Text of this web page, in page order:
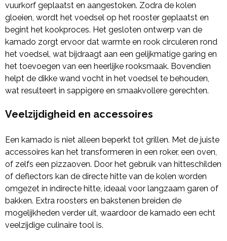
vuurkorf geplaatst en aangestoken. Zodra de kolen
gloeien, wordt het voedsel op het rooster geplaatst en
begint het kookproces. Het gesloten ontwerp van de
kamado zorgt ervoor dat warmte en rook circuleren rond
het voedsel, wat bijdraagt aan een gelijkmatige garing en
het toevoegen van een heerlijke rooksmaak. Bovendien
helpt de dikke wand vocht in het voedsel te behouden,
wat resulteert in sappigere en smaakvollere gerechten.
Veelzijdigheid en accessoires
Een kamado is niet alleen beperkt tot grillen. Met de juiste
accessoires kan het transformeren in een roker, een oven,
of zelfs een pizzaoven. Door het gebruik van hitteschilden
of deflectors kan de directe hitte van de kolen worden
omgezet in indirecte hitte, ideaal voor langzaam garen of
bakken. Extra roosters en bakstenen breiden de
mogelijkheden verder uit, waardoor de kamado een echt
veelzijdige culinaire tool is.